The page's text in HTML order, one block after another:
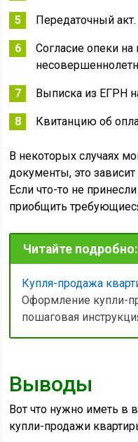
Передаточный акт.
Согласие опеки на
Выписка из ЕГРН
Квитанцию об
В некоторых случаях
документы, это
Если что-то не
приобщить
Читайте подробно:
Купля-продажа
Оформление купли-
пошаговая
Выводы
Вот что нужно иметь в
купли-продажи